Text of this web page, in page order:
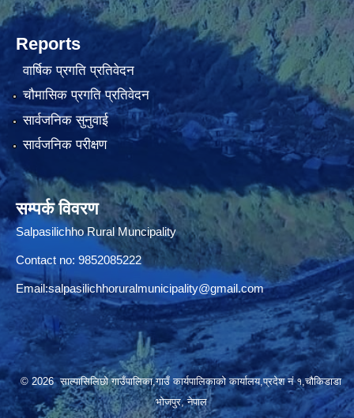
Reports
वार्षिक प्रगति प्रतिवेदन
चौमासिक प्रगति प्रतिवेदन
सार्वजनिक सुनुवाई
सार्वजनिक परीक्षण
सम्पर्क विवरण
Salpasilichho Rural Muncipality
Contact no: 9852085222
Email:salpasilichhoruralmunicipality@gmail.com
© 2026 साल्पासिलिछो गाउँपालिका,गाउँ कार्यपालिकाको कार्यालय,प्रदेश नं १,चौकिडाडा
भोजपुर, नेपाल